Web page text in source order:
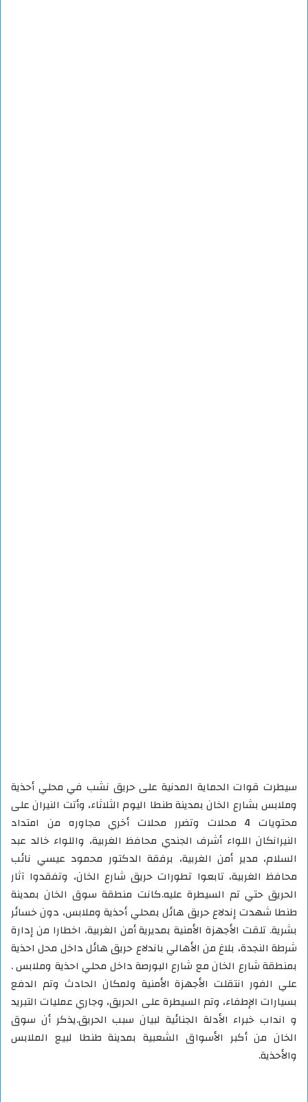
سيطرت قوات الحماية المدنية على حريق نشب في محلي أحذية
وملابس بشارع الخان بمدينة طنطا اليوم الثلاثاء، وأتت النيران على
محتويات 4 محلات وتضرر محلات أخري مجاوره من امتداد
النيرانكان اللواء أشرف الجندي محافظ الغربية، واللواء خالد عبد
السلام، مدير أمن الغربية، برفقة الدكتور محمود عيسي نائب
محافظ الغربية، تابعوا تطورات حريق شارع الخان، وتفقدوا آثار
الحريق حتي تم السيطرة عليه.كانت منطقة سوق الخان بمدينة
طنطا شهدت إندلاع حريق هائل بمحلي أحذية وملابس، دون خسائر
بشرية. تلقت الأجهزة الأمنية بمديرية أمن الغربية، اخطارا من إدارة
شرطة النجدة، بلاغ من الأهالي باندلاع حريق هائل داخل محل احذية
بمنطقة شارع الخان مع شارع البورصة داخل محلي احذية وملابس .
علي الفور انتقلت الأجهزة الأمنية ولمكان الحادث وتم الدفع
بسيارات الإطفاء، وتم السيطرة على الحريق، وجاري عمليات التبريد
و انداب خبراء الأدلة الجنائية لبيان سبب الحريق.يذكر أن سوق
الخان من أكبر الأسواق الشعبية بمدينة طنطا لبيع الملابس
والأحذية.